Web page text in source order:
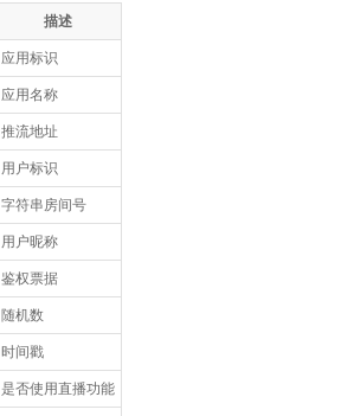
描述
应用标识
应用名称
推流地址
用户标识
字符串房间号
用户昵称
鉴权票据
随机数
时间戳
是否使用直播功能